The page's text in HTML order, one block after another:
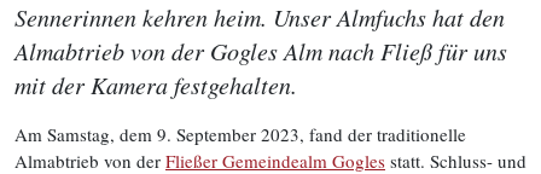
Sennerinnen kehren heim. Unser Almfuchs hat den
Almabtrieb von der Gogles Alm nach Fließ für uns
mit der Kamera festgehalten.
Am Samstag, dem 9. September 2023, fand der traditionelle
Almabtrieb von der Fließer Gemeindealm Gogles statt. Schluss- und